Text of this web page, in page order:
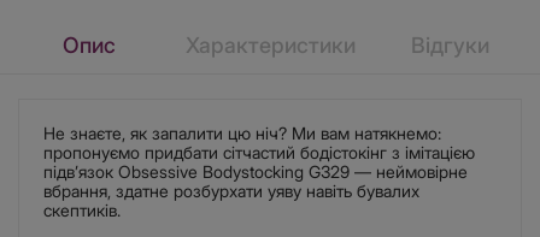
Опис Характеристики Відгуки
Не знаєте, як запалити цю ніч? Ми вам натякнемо:
пропонуємо придбати сітчастий бодістокінг з імітацією
підв’язок Obsessive Bodystocking G329 — неймовірне
вбрання, здатне розбурхати уяву навіть бувалих
скептиків.